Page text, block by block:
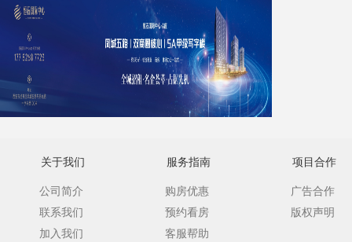
关于我们
公司简介
联系我们
加入我们
服务指南
购房优惠
预约看房
客服帮助
项目合作
广告合作
版权声明